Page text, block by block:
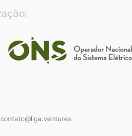
contato@liga.ventures